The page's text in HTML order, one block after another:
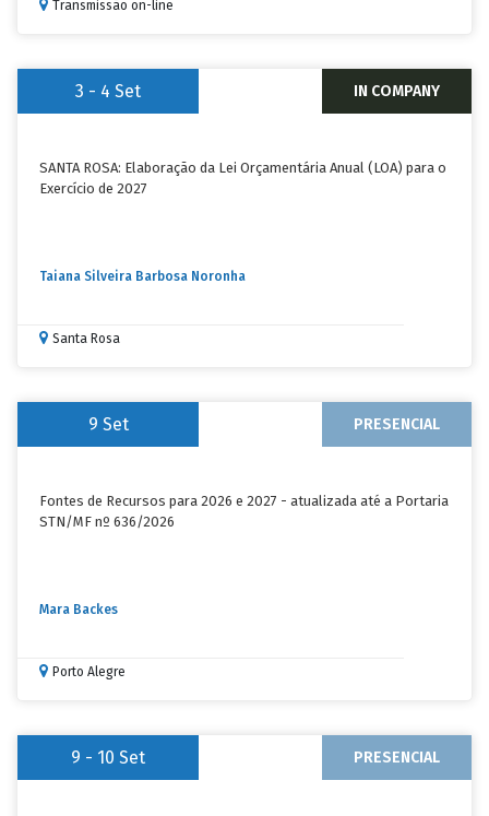
Transmissão on-line
3 - 4Set IN COMPANY
SANTA ROSA: Elaboração da Lei Orçamentária Anual (LOA) para o
Exercício de 2027
Taiana Silveira Barbosa Noronha
Santa Rosa
9 Set PRESENCIAL
Fontes de Recursos para 2026 e 2027 - atualizada até a Portaria
STN/MF nº 636/2026
Mara Backes
Porto Alegre
9 - 10Set PRESENCIAL